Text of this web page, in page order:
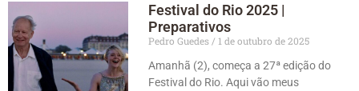
Festival do Rio 2025 |
Preparativos
Pedro Guedes
1 de outubro de 2025
Amanhã (2), começa a 27ª edição do
Festival do Rio. Aqui vão meus